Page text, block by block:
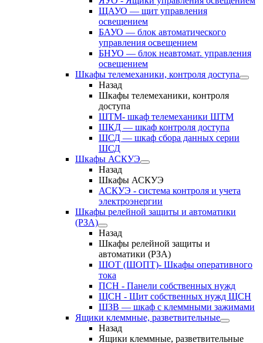
ЩАУО — щит управления
освещением
БАУО — блок автоматического
управления освещением
БНУО — блок неавтомат. управления
освещением
Шкафы телемеханики, контроля доступа
Назад
Шкафы телемеханики, контроля
доступа
ШТМ- шкаф телемеханики ШТМ
ШКД — шкаф контроля доступа
ШСД — шкаф сбора данных серии
ШСД
Шкафы АСКУЭ
Назад
Шкафы АСКУЭ
АСКУЭ - система контроля и учета
электроэнергии
Шкафы релейной защиты и автоматики
(РЗА)
Назад
Шкафы релейной защиты и
автоматики (РЗА)
ШОТ (ШОПТ)- Шкафы оперативного
тока
ПСН - Панели собственных нужд
ЩСН - Щит собственных нужд ЩСН
ШЗВ — шкаф с клеммными зажимами
Ящики клеммные, разветвительные
Назад
Ящики клеммные, разветвительные